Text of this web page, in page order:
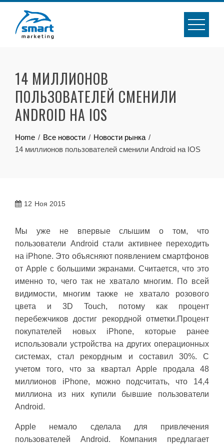
content
14 МИЛЛИОНОВ
ПОЛЬЗОВАТЕЛЕЙ СМЕНИЛИ
ANDROID НА IOS
Home Все новости
Новости рынка
14 миллионов пользователей сменили Android на IOS
12 Ноя 2015
Мы уже не впервые слышим о том, что
пользователи Android стали активнее переходить
на iPhone. Это объясняют появлением смартфонов
от Apple с большими экранами. Считается, что это
именно то, чего так не хватало многим. По всей
видимости, многим также не хватало розового
цвета и 3D Touch, потому как процент
перебежчиков достиг рекордной отметки.Процент
покупателей новых iPhone, которые ранее
использовали устройства на других операционных
системах, стал рекордным и составил 30%. С
учетом того, что за квартал Apple продала 48
миллионов iPhone, можно подсчитать, что 14,4
миллиона из них купили бывшие пользователи
Android.
Apple немало сделала для привлечения
пользователей Android. Компания предлагает